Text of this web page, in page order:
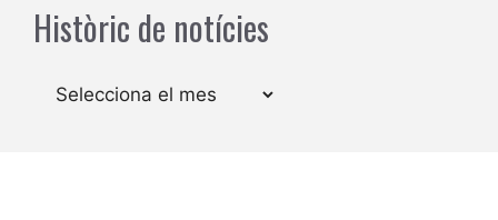
Històric de notícies
Arxius